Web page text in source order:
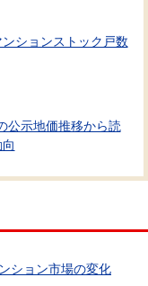
ションストック戸数
公示地価推移から読
ション市場の変化